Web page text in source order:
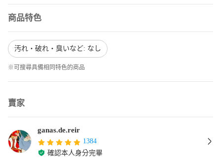
商品特色
汚れ・破れ・臭いなど: なし
※可搜尋具備相同特色的商品
賣家
ganas.de.reir
1384
確認本人身分完畢